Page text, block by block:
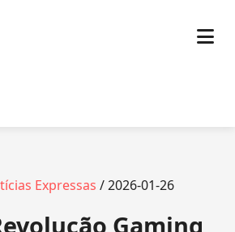
Expressas / 2026-01-26
Gaming